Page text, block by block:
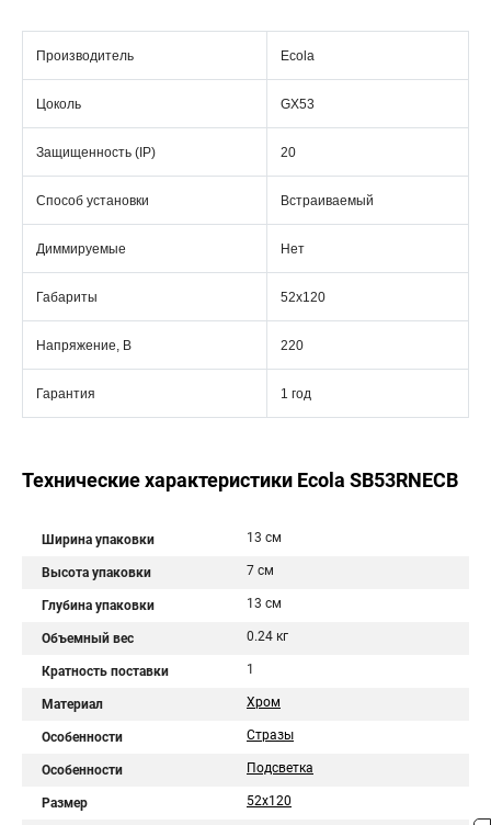
Производитель Ecola
Цоколь GX53
Защищенность (IP) 20
Способ установки Встраиваемый
Диммируемые Нет
Габариты 52x120
Напряжение, В 220
Гарантия 1 год
Технические характеристики Ecola SB53RNECB
Ширина упаковки 13 см
Высота упаковки 7 см
Глубина упаковки 13 см
Объемный вес 0.24 кг
Кратность поставки 1
Материал Хром
Особенности Стразы
Особенности Подсветка
Размер 52x120